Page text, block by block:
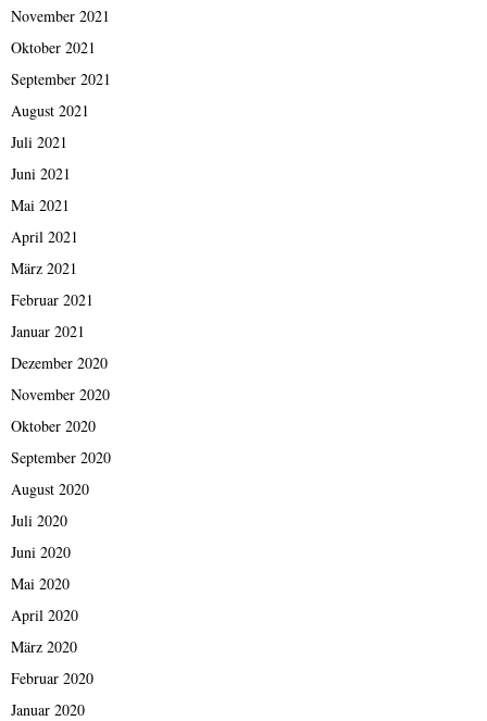
November 2021
Oktober 2021
September 2021
August 2021
Juli 2021
Juni 2021
Mai 2021
April 2021
März 2021
Februar 2021
Januar 2021
Dezember 2020
November 2020
Oktober 2020
September 2020
August 2020
Juli 2020
Juni 2020
Mai 2020
April 2020
März 2020
Februar 2020
Januar 2020